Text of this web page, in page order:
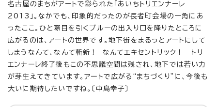
名古屋のまちがアートで彩られた「あいちトリエンナーレ
2013」。なかでも、印象的だったのが長者町会場の一角にあ
ったここ。ひと際目を引くブルーの出入り口を降りたところに
広がるのは、アートの世界です。地下街をまるっとアートにして
しまうなんて、なんて斬新！ なんてエキセントリック！ トリ
エンナーレ終了後もこの不思議空間は残され、地下では若い力
が芽生えてきています。アートで広がる“まちづくり”に、今後も
大いに期待したいですね。〔中島幸子〕